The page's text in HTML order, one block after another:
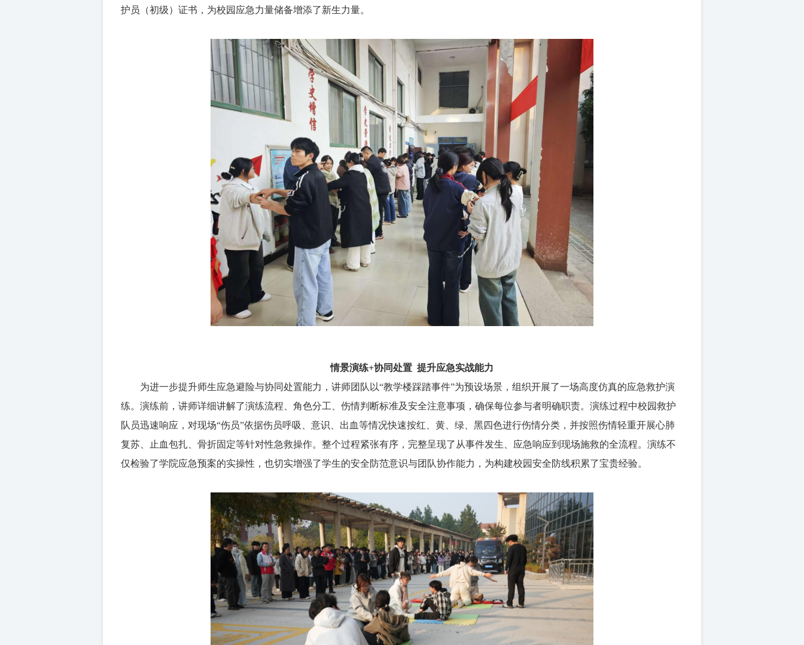
护员（初级）证书，为校园应急力量储备增添了新生力量。
情景演练+协同处置 提升应急实战能力
为进一步提升师生应急避险与协同处置能力，讲师团队以“教学楼踩踏事件”为预设场景，组织开展了一场高度仿真的应急救护演
练。演练前，讲师详细讲解了演练流程、角色分工、伤情判断标准及安全注意事项，确保每位参与者明确职责。演练过程中校园救护
队员迅速响应，对现场“伤员”依据伤员呼吸、意识、出血等情况快速按红、黄、绿、黑四色进行伤情分类，并按照伤情轻重开展心肺
复苏、止血包扎、骨折固定等针对性急救操作。整个过程紧张有序，完整呈现了从事件发生、应急响应到现场施救的全流程。演练不
仅检验了学院应急预案的实操性，也切实增强了学生的安全防范意识与团队协作能力，为构建校园安全防线积累了宝贵经验。